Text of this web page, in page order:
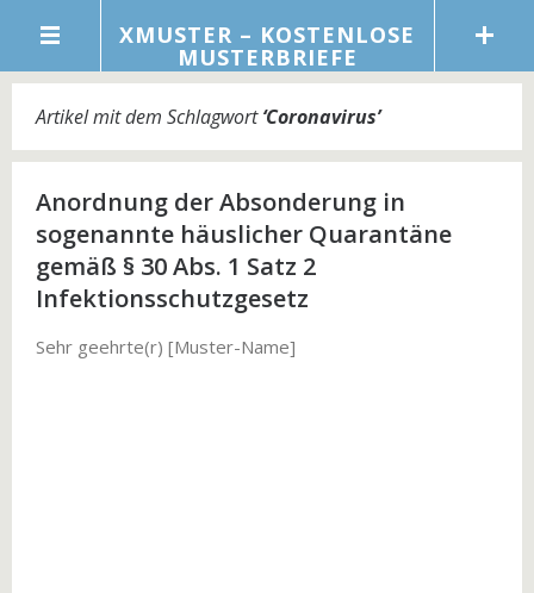
XMUSTER – KOSTENLOSE
MUSTERBRIEFE
Artikel mit dem Schlagwort‘Coronavirus’
Anordnung der Absonderung in
sogenannte häuslicher Quarantäne
gemäß § 30 Abs. 1 Satz 2
Infektionsschutzgesetz
Sehr geehrte(r) [Muster-Name]